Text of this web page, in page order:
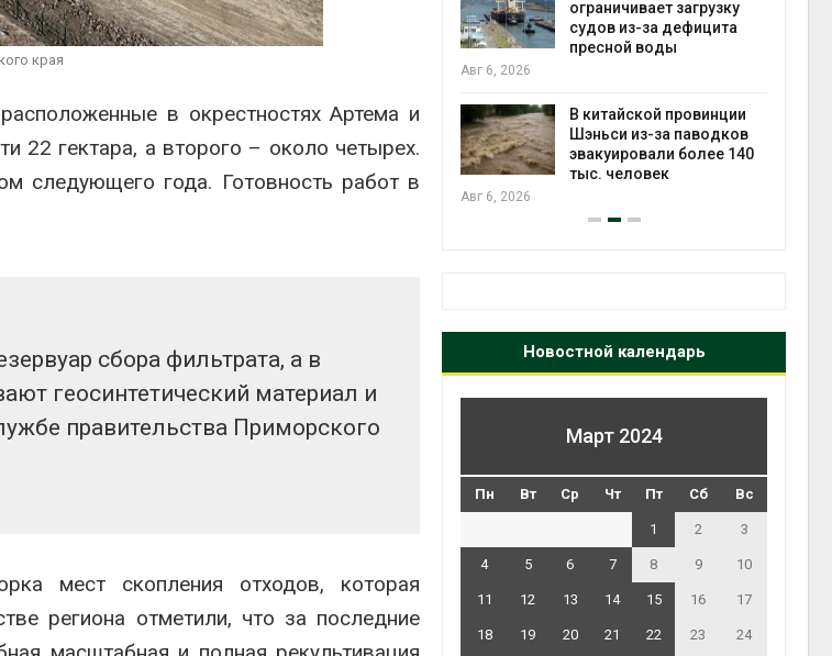
края
в окрестностях Артема и
22 гектара, а второго – около четырех.
следующего года. Готовность работ в
сбора фильтрата, а в
геосинтетический материал и
правительства Приморского
мест скопления отходов, которая
региона отметили, что за последние
2025
ограничивает загрузку
судов из-за дефицита
пресной воды
В китайской провинции
эвакуировали более 140
Авг 6, 2026
краснокнижных растений
Авг 6, 2026
белок для растительного
мяса
Авг 6, 2026
Новостной календарь
Март 2024
Пн Вт Ср Чт Пт Сб Вс
1 2 3
4 5 6 7 8 9 10
11 12 13 14 15 16 17
18 19 20 21 22 23 24